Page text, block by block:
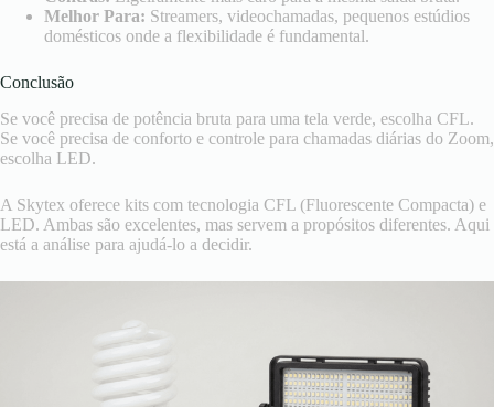
Melhor Para: Streamers, videochamadas, pequenos estúdios
domésticos onde a flexibilidade é fundamental.
Conclusão
Se você precisa de potência bruta para uma tela verde, escolha CFL.
Se você precisa de conforto e controle para chamadas diárias do Zoom,
escolha LED.
A Skytex oferece kits com tecnologia CFL (Fluorescente Compacta) e
LED. Ambas são excelentes, mas servem a propósitos diferentes. Aqui
está a análise para ajudá-lo a decidir.